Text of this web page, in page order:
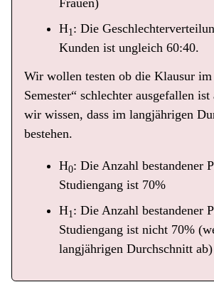
H1: Die
Kunden ist ungleich 60:40.
Wir wollen testen ob die Klausur im
Semester“ schlechter ausgefallen ist
wir wissen, dass im langjährigen
bestehen.
H0: Die Anzahl bestandener
Studiengang ist 70%
H1: Die Anzahl bestandener
Studiengang ist nicht 70%
langjährigen Durchschnitt ab)